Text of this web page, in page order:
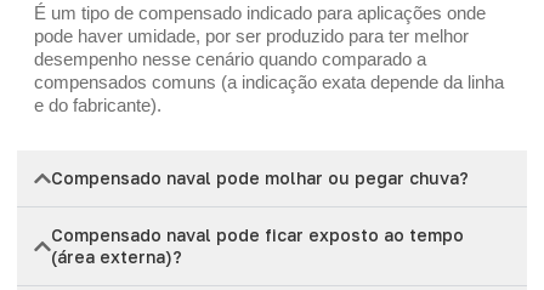
É um tipo de compensado indicado para aplicações onde
pode haver umidade, por ser produzido para ter melhor
desempenho nesse cenário quando comparado a
compensados comuns (a indicação exata depende da linha
e do fabricante).
Compensado naval pode molhar ou pegar chuva?
Compensado naval pode ficar exposto ao tempo
(área externa)?